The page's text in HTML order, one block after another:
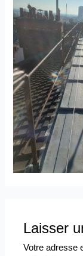
Laisser
Votre adresse